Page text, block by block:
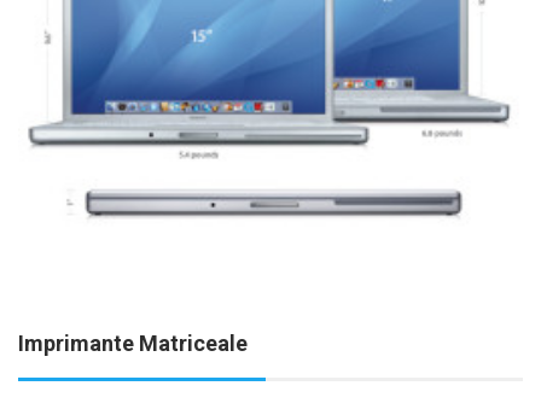
Imprimante Matriceale